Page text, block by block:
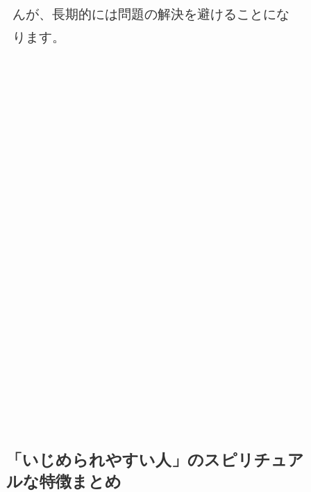
んが、長期的には問題の解決を避けることにな
ります。
「いじめられやすい人」のスピリチュア
ルな特徴まとめ